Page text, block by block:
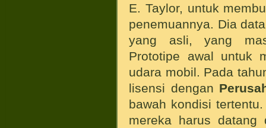
E. Taylor, untuk
penemuannya. Dia
yang asli, yang
Prototipe awal untuk
udara mobil. Pada
lisensi dengan
bawah kondisi
mereka harus datang